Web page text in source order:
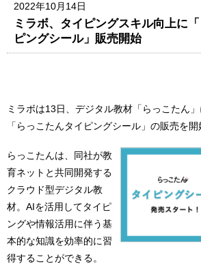
2022年10月14日
ミラボ、タイピングスキル向上に
ピングシール」販売開始
ミラボは13日、デジタル教材「らっこたん
「らっこたんタイピングシール」の販売を開
らっこたんは、同社が教
育ネットと共同開発する
クラウド型デジタル教
材。AIを活用してタイピ
ングや情報活用に伴う基
本的な知識を効率的に習
得することができる。